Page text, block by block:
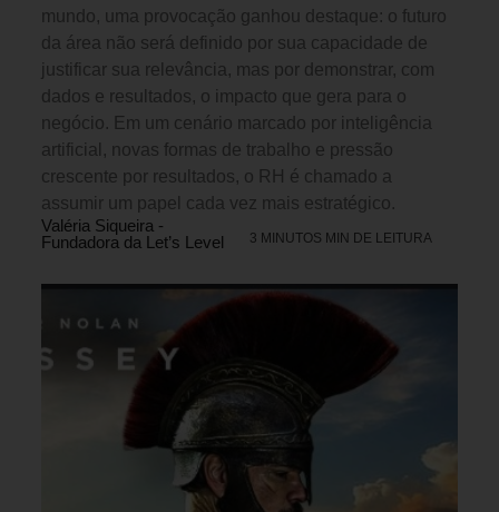
mundo, uma provocação ganhou destaque: o futuro
da área não será definido por sua capacidade de
justificar sua relevância, mas por demonstrar, com
dados e resultados, o impacto que gera para o
negócio. Em um cenário marcado por inteligência
artificial, novas formas de trabalho e pressão
crescente por resultados, o RH é chamado a
assumir um papel cada vez mais estratégico.
Valéria Siqueira -
Fundadora da Let’s Level
3 MINUTOS MIN DE LEITURA